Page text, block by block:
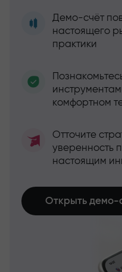
Демо-счёт
настоящего
практики
комфортном
Отточите
уверенность
настоящим
Открыть демо-